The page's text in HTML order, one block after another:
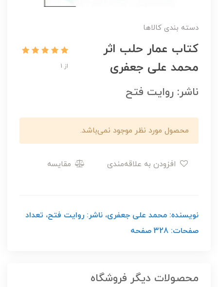
دسته بندی کالاها
کتاب عمار حلب اثر
محمد علی جعفری
از 1
ناشر: روایت فتح
محصول مورد نظر موجود نمی‌باشد.
مقایسه
نویسنده: محمد علی جعفری، ناشر: روایت فتح، تعداد
صفحات: 328 صفحه
محصولات دیگر فروشگاه